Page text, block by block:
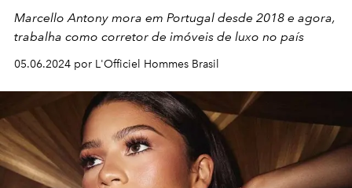
Marcello Antony mora em Portugal desde 2018 e agora,
trabalha como corretor de imóveis de luxo no país
05.06.2024 por L'Officiel Hommes Brasil